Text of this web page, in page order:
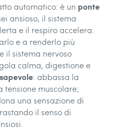
automatico: è un ponte
ansioso, il sistema
e il respiro accelera.
e a renderlo più
il sistema nervoso
calma, digestione e
: abbassa la
muscolare;
una sensazione di
il senso di